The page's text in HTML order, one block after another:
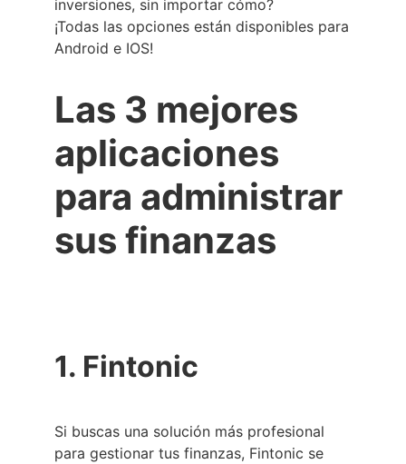
inversiones, sin importar cómo?
¡Todas las opciones están disponibles para
Android e IOS!
Las 3 mejores
aplicaciones
para administrar
sus finanzas
1. Fintonic
Si buscas una solución más profesional
para gestionar tus finanzas, Fintonic se